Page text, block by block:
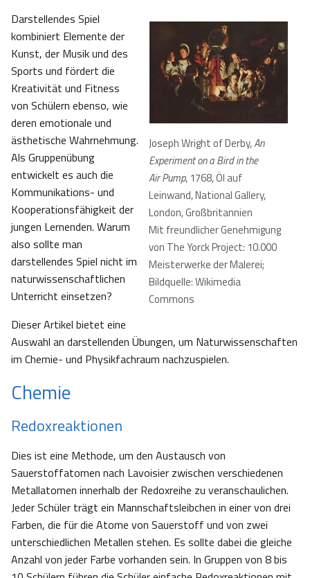
Joseph Wright of Derby,An
Experiment on a Bird in the
Air Pump, 1768, Öl auf
Leinwand, National Gallery,
London, Großbritannien
Mit freundlicher Genehmigung
von The Yorck Project: 10.000
Meisterwerke der Malerei;
Bildquelle: Wikimedia
Commons
Darstellendes Spiel
kombiniert Elemente der
Kunst, der Musik und des
Sports und fördert die
Kreativität und Fitness
von Schülern ebenso, wie
deren emotionale und
ästhetische Wahrnehmung.
Als Gruppenübung
entwickelt es auch die
Kommunikations- und
Kooperationsfähigkeit der
jungen Lernenden. Warum
also sollte man
darstellendes Spiel nicht im
naturwissenschaftlichen
Unterricht einsetzen?
Dieser Artikel bietet eine
Auswahl an darstellenden Übungen, um Naturwissenschaften
im Chemie- und Physikfachraum nachzuspielen.
Chemie
Redoxreaktionen
Dies ist eine Methode, um den Austausch von
Sauerstoffatomen nach Lavoisier zwischen verschiedenen
Metallatomen innerhalb der Redoxreihe zu veranschaulichen.
Jeder Schüler trägt ein Mannschaftsleibchen in einer von drei
Farben, die für die Atome von Sauerstoff und von zwei
unterschiedlichen Metallen stehen. Es sollte dabei die gleiche
Anzahl von jeder Farbe vorhanden sein. In Gruppen von 8 bis